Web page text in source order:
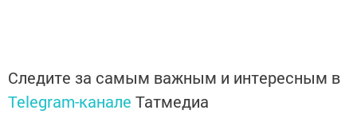
Следите за самым важным и интересным в
Telegram-канале Татмедиа